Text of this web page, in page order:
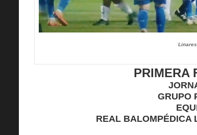
PRIMERA
GRUPO
REAL BALOMPÉDICA